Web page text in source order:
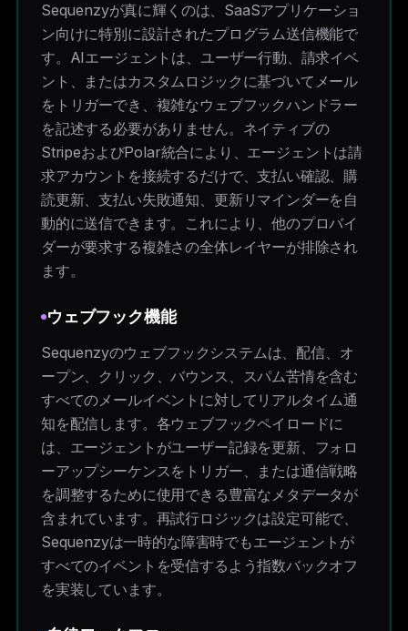
Sequenzyが真に輝くのは、SaaSアプリケーショ
ン向けに特別に設計されたプログラム送信機能で
す。AIエージェントは、ユーザー行動、請求イベ
ント、またはカスタムロジックに基づいてメール
をトリガーでき、複雑なウェブフックハンドラー
を記述する必要がありません。ネイティブの
StripeおよびPolar統合により、エージェントは請
求アカウントを接続するだけで、支払い確認、購
読更新、支払い失敗通知、更新リマインダーを自
動的に送信できます。これにより、他のプロバイ
ダーが要求する複雑さの全体レイヤーが排除され
ます。
ウェブフック機能
Sequenzyのウェブフックシステムは、配信、オ
ープン、クリック、バウンス、スパム苦情を含む
すべてのメールイベントに対してリアルタイム通
知を配信します。各ウェブフックペイロードに
は、エージェントがユーザー記録を更新、フォロ
ーアップシーケンスをトリガー、または通信戦略
を調整するために使用できる豊富なメタデータが
含まれています。再試行ロジックは設定可能で、
Sequenzyは一時的な障害時でもエージェントが
すべてのイベントを受信するよう指数バックオフ
を実装しています。